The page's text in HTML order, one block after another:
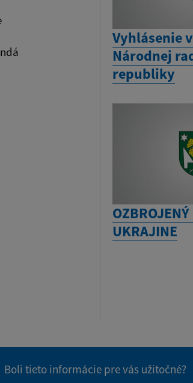
Vyhlásenie
Národnej
republiky
UKRAJINE
Boli tieto informácie pre vás užitočné?